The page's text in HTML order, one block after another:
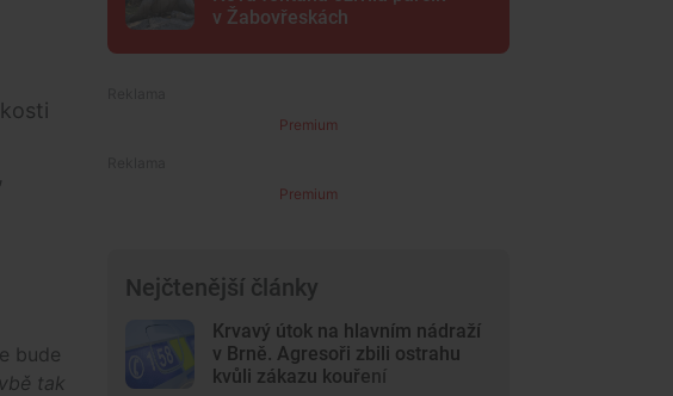
bude
tak
v Žabovřeskách
Premium
Premium
Nejčtenější články
Krvavý útok na hlavním nádraží
v Brně. Agresoři zbili ostrahu
kvůli zákazu kouření